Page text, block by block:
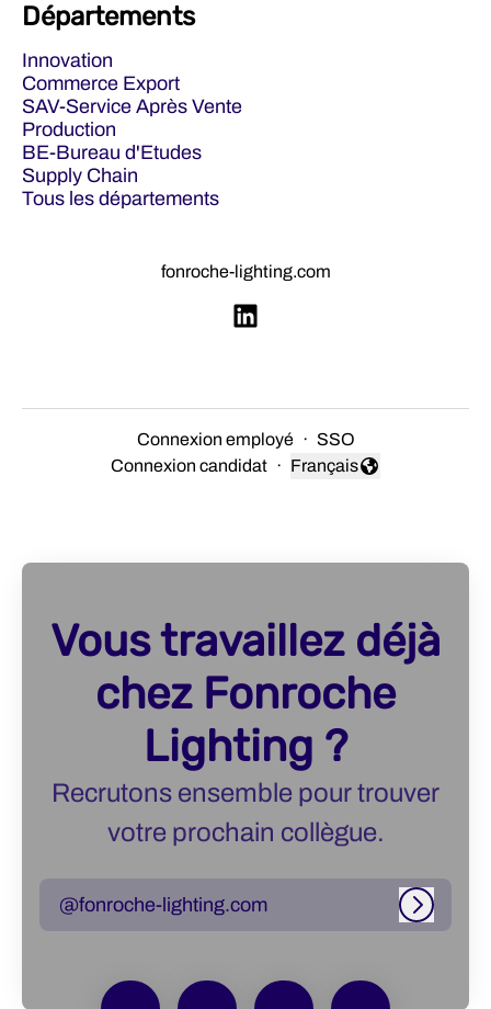
Départements
Innovation
Commerce Export
SAV-Service Après Vente
Production
BE-Bureau d'Etudes
Supply Chain
Tous les départements
fonroche-lighting.com
Connexion employé · SSO
Connexion candidat ·
Changer la langue
Français
Vous travaillez déjà
chez Fonroche
Lighting ?
Recrutons ensemble pour trouver
votre prochain collègue.
@fonroche-lighting.com